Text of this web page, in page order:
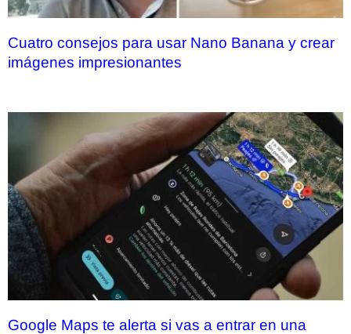
Cuatro consejos para usar Nano Banana y crear
imágenes impresionantes
Google Maps te alerta si vas a entrar en una